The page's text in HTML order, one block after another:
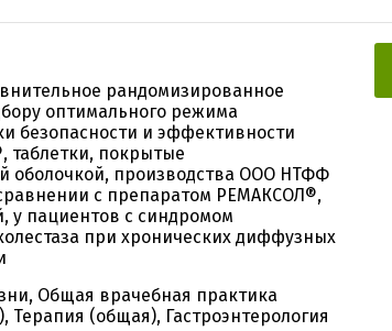
рандомизированное
оптимального режима
безопасности и эффективности
таблетки, покрытые
оболочкой, производства ООО НТФФ
с препаратом РЕМАКСОЛ®,
у пациентов с синдромом
при хронических диффузных
Общая врачебная практика
Терапия (общая), Гастроэнтерология